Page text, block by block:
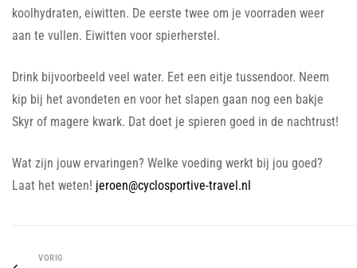
koolhydraten, eiwitten. De eerste twee om je voorraden weer
aan te vullen. Eiwitten voor spierherstel.
Drink bijvoorbeeld veel water. Eet een eitje tussendoor. Neem
kip bij het avondeten en voor het slapen gaan nog een bakje
Skyr of magere kwark. Dat doet je spieren goed in de nachtrust!
Wat zijn jouw ervaringen? Welke voeding werkt bij jou goed?
Laat het weten! jeroen@cyclosportive-travel.nl
VORIG